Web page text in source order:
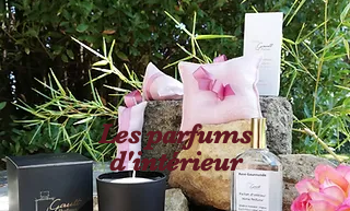
Les parfums
d'intérieur